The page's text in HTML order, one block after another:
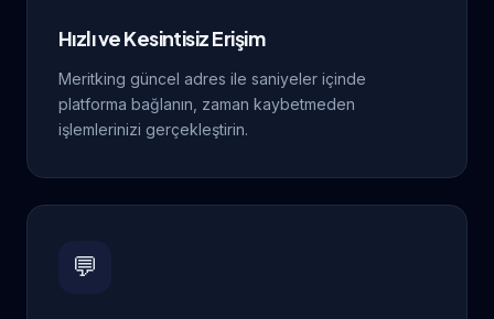
Hızlı ve Kesintisiz Erişim
Meritking güncel adres ile saniyeler içinde
platforma bağlanın, zaman kaybetmeden
işlemlerinizi gerçekleştirin.
💬